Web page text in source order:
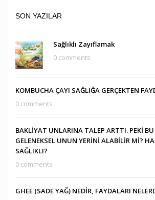
SON YAZILAR
Sağlıklı Zayıflamak
0 comments
KOMBUCHA ÇAYI SAĞLIĞA GERÇEKTEN
0 comments
BAKLİYAT UNLARINA TALEP ARTTI. PEKİ BU
GELENEKSEL UNUN YERİNİ ALABİLİR Mİ?
SAĞLIKLI?
0 comments
GHEE (SADE YAĞ) NEDİR, FAYDALARI